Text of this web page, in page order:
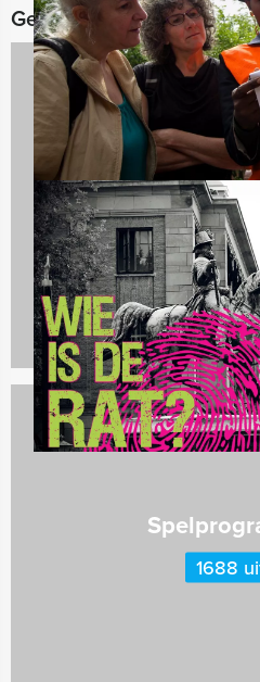
Gerelateerde categorieën
1237
1688